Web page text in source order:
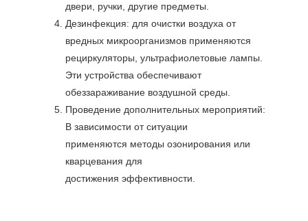
двери, ручки, другие предметы.
Дезинфекция: для очистки воздуха от
вредных микроорганизмов применяются
рециркуляторы, ультрафиолетовые лампы.
Эти устройства обеспечивают
обеззараживание воздушной среды.
Проведение дополнительных мероприятий:
В зависимости от ситуации
применяются методы озонирования или
кварцевания для
достижения эффективности.